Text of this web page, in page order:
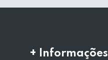
+ Informações